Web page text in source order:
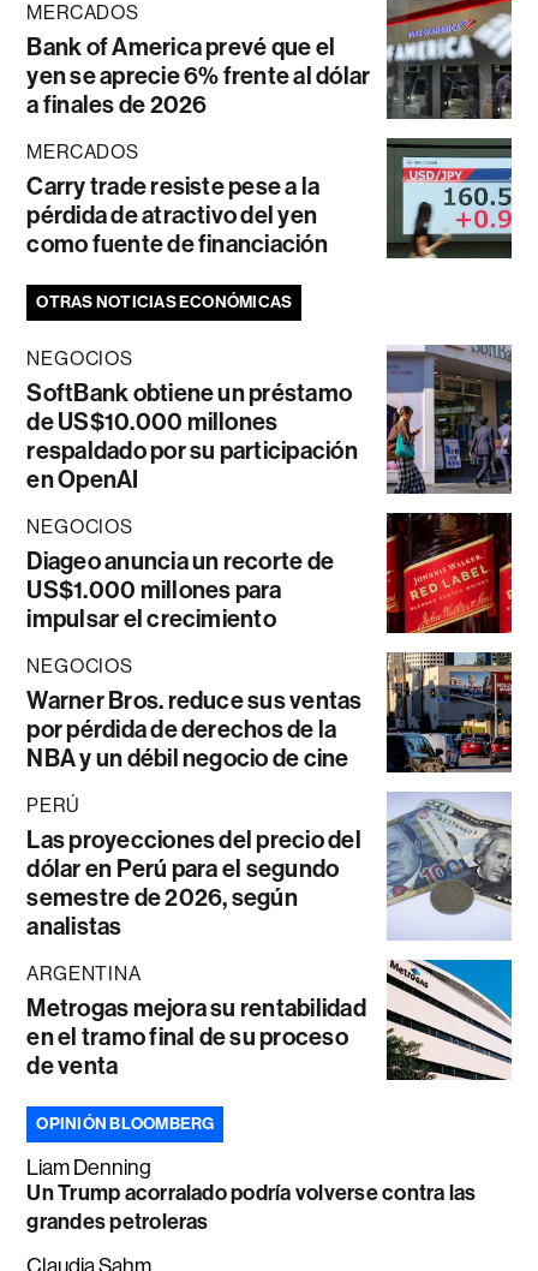
MERCADOS
Bank of America prevé que el
yen se aprecie 6% frente al dólar
a finales de 2026
MERCADOS
Carry trade resiste pese a la
pérdida de atractivo del yen
como fuente de financiación
OTRAS NOTICIAS ECONÓMICAS
NEGOCIOS
SoftBank obtiene un préstamo
de US$10.000 millones
respaldado por su participación
en OpenAI
NEGOCIOS
Diageo anuncia un recorte de
US$1.000 millones para
impulsar el crecimiento
NEGOCIOS
Warner Bros. reduce sus ventas
por pérdida de derechos de la
NBA y un débil negocio de cine
PERÚ
Las proyecciones del precio del
dólar en Perú para el segundo
semestre de 2026, según
analistas
ARGENTINA
Metrogas mejora su rentabilidad
en el tramo final de su proceso
de venta
OPINIÓN BLOOMBERG
Liam Denning
Un Trump acorralado podría volverse contra las
grandes petroleras